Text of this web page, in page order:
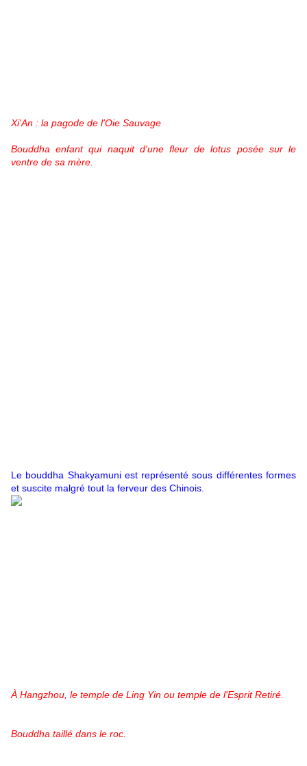
Xi'An : la pagode de l'Oie Sauvage
Bouddha enfant qui naquit d'une fleur de lotus posée sur le
ventre de sa mère.
Le bouddha Shakyamuni est représenté sous différentes formes
et suscite malgré tout la ferveur des Chinois.
À Hangzhou, le temple de Ling Yin ou temple de l'Esprit Retiré.
Bouddha taillé dans le roc.